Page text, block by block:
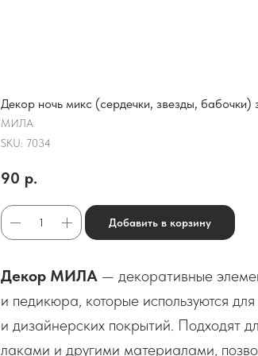
Декор ночь микс (сердечки, звезды, бабочки)
МИЛА
SKU: 7034
90 р.
Добавить в корзину
Декор МИЛА — декоративные
и педикюра, которые используются
и дизайнерских покрытий. Подходят
лаками и другими материалами,